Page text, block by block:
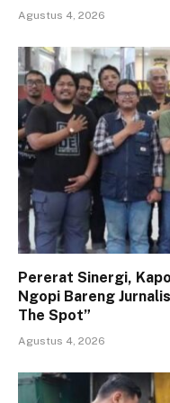
Agustus 4, 2026
Pererat Sinergi,
Ngopi Bareng
The Spot”
Agustus 4, 2026